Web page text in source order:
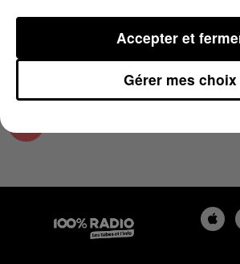
L'AGENDA DU SUD
Gérer mes choix
Accepter et